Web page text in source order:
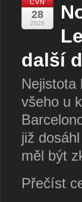
ČVN
28
2026
další
Nejistota
všeho u
již
měl být
Přečíst